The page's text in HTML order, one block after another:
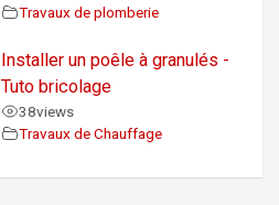
Travaux de plomberie
Installer un poêle à granulés -
Tuto bricolage
38views
Travaux de Chauffage